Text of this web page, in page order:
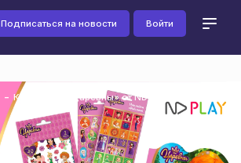
Подписаться на новости Войти
Коллекция «Царевны» от ND Play